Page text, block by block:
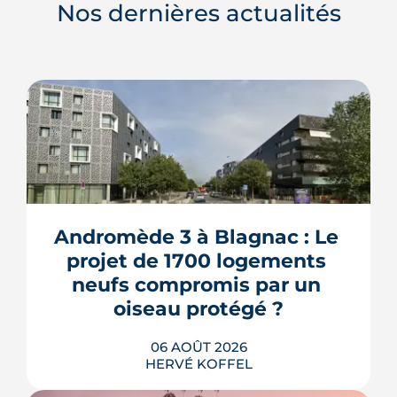
Nos dernières actualités
Andromède 3 à Blagnac : Le
projet de 1700 logements
neufs compromis par un
oiseau protégé ?
06 AOÛT 2026
HERVÉ KOFFEL